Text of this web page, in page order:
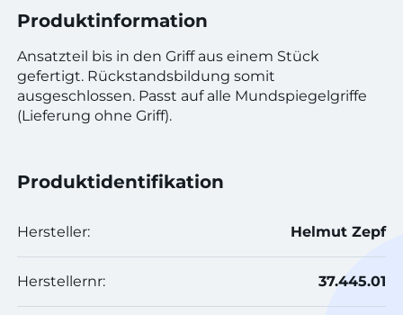
Produktinformation
Ansatzteil bis in den Griff aus einem Stück
gefertigt. Rückstandsbildung somit
ausgeschlossen. Passt auf alle Mundspiegelgriffe
(Lieferung ohne Griff).
Produktidentifikation
Hersteller: Helmut Zepf
Herstellernr: 37.445.01